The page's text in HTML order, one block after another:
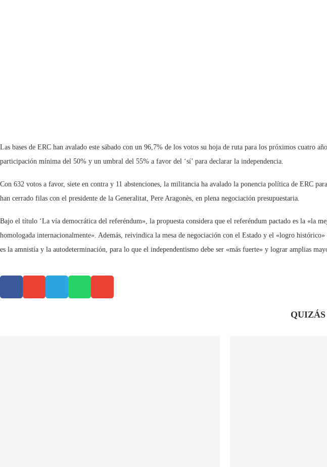
Las bases de ERC han avalado este sábado con un 96,7% de los votos su hoja de ruta para los próximos cuatro
participación mínima del 50% y un umbral del 55% a favor del ‘sí’ para declarar la independencia.
Con 632 votos a favor, siete en contra y 11 abstenciones, la militancia ha avalado la ponencia política de ERC
han cerrado filas con el presidente de la Generalitat, Pere Aragonès, en plena negociación presupuestaria.
Bajo el título ‘La vía democrática del referéndum», la propuesta considera que el referéndum pactado es la «la
homologada internacionalmente». Además, reivindica la mesa de negociación con el Estado y el «logro
es la amnistía y la autodeterminación, para lo que el independentismo debe ser «más fuerte» y lograr amplias